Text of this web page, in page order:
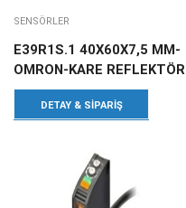
SENSÖRLER
E39R1S.1 40X60X7,5 MM-
OMRON-KARE REFLEKTÖR
DETAY & SIPARIŞ